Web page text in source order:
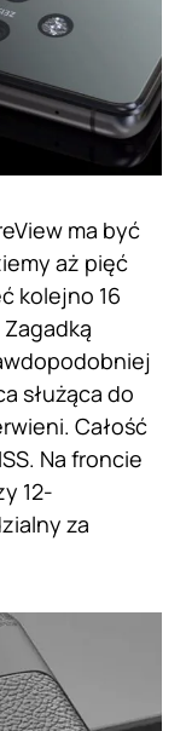
ma być
aż pięć
kolejno 16
Zagadką
służąca do
Całość
Na froncie
12-
za